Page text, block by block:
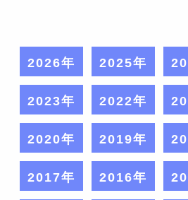
2026年 2025年
2023年 2022年
2020年 2019年
2017年 2016年